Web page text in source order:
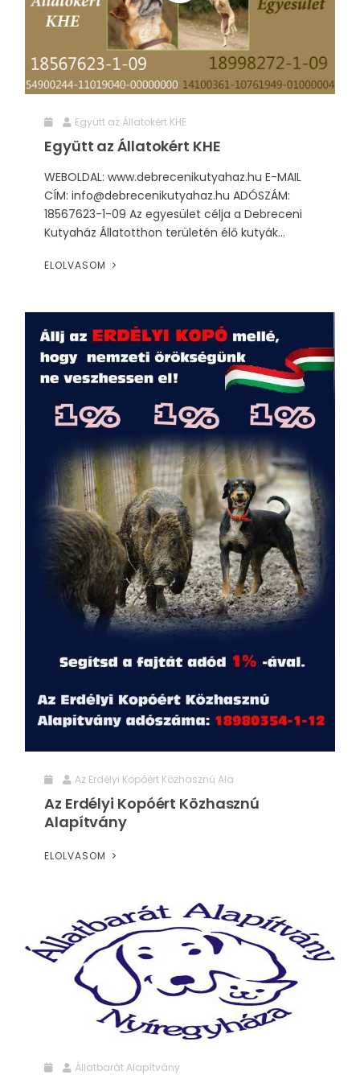
Együtt az Állatokért KHE
Együtt az Állatokért KHE
WEBOLDAL: www.debrecenikutyahaz.hu E-MAIL
CÍM: info@debrecenikutyahaz.hu ADÓSZÁM:
18567623-1-09 Az egyesület célja a Debreceni
Kutyaház Állatotthon területén élő kutyák...
ELOLVASOM
Az Erdélyi Kopóért Közhasznú Ala
Az Erdélyi Kopóért Közhasznú
Alapítvány
ELOLVASOM
Állatbarát Alapítvány